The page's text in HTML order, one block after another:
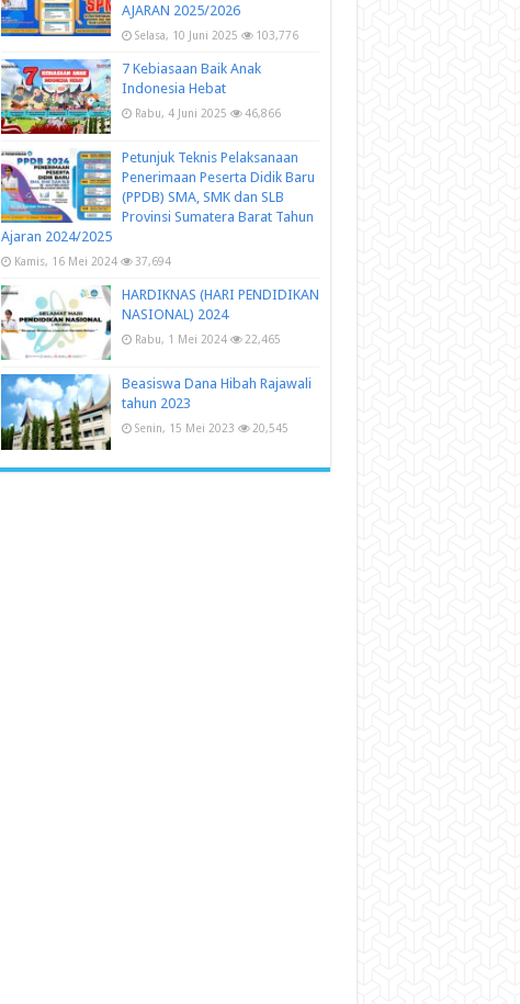
AJARAN 2025/2026
Selasa, 10 Juni 2025 103,776
7 Kebiasaan Baik Anak
Indonesia Hebat
Rabu, 4 Juni 2025 46,866
Petunjuk Teknis Pelaksanaan
Penerimaan Peserta Didik Baru
(PPDB) SMA, SMK dan SLB
Provinsi Sumatera Barat Tahun
Ajaran 2024/2025
Kamis, 16 Mei 2024 37,694
HARDIKNAS (HARI PENDIDIKAN
NASIONAL) 2024
Rabu, 1 Mei 2024 22,465
Beasiswa Dana Hibah Rajawali
tahun 2023
Senin, 15 Mei 2023 20,545